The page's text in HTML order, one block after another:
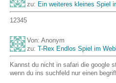
zu: Ein weiteres kleines Spiel
12345
Von: Anonym
zu: T-Rex Endlos Spiel im
Kannst du nicht in safari die google
wenn du ins suchfeld nur einen